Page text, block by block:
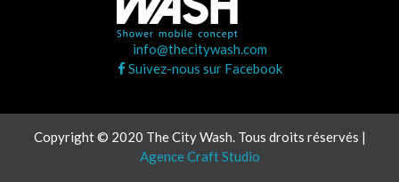
info@thecitywash.com
Suivez-nous sur Facebook
Copyright © 2020 The City Wash. Tous droits réservés |
Agence Craft Studio